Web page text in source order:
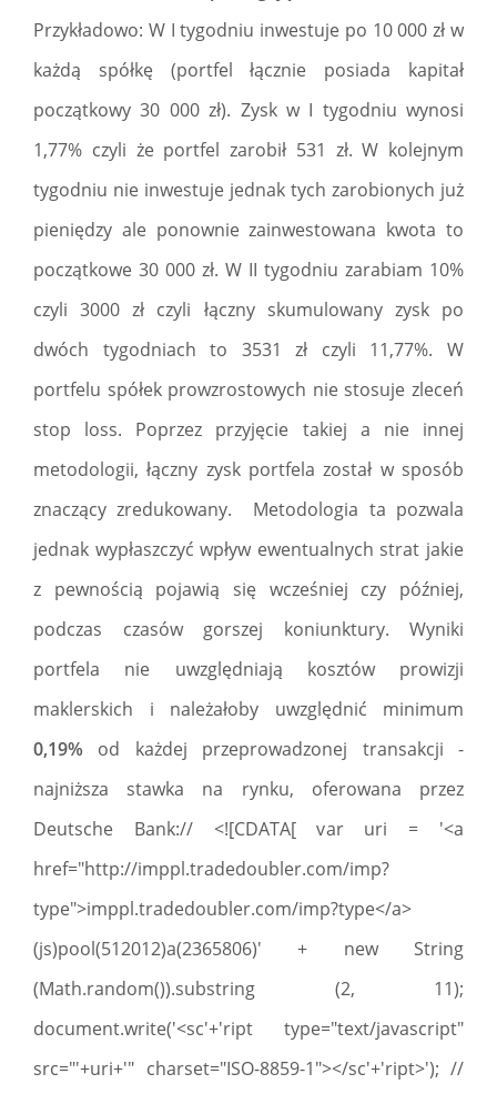
Przykładowo: W I tygodniu inwestuje po 10 000 zł w
każdą spółkę (portfel łącznie posiada kapitał
początkowy 30 000 zł). Zysk w I tygodniu wynosi
1,77% czyli że portfel zarobił 531 zł. W kolejnym
tygodniu nie inwestuje jednak tych zarobionych już
pieniędzy ale ponownie zainwestowana kwota to
początkowe 30 000 zł. W II tygodniu zarabiam 10%
czyli 3000 zł czyli łączny skumulowany zysk po
dwóch tygodniach to 3531 zł czyli 11,77%. W
portfelu spółek prowzrostowych nie stosuje zleceń
stop loss. Poprzez przyjęcie takiej a nie innej
metodologii, łączny zysk portfela został w sposób
znaczący zredukowany. Metodologia ta pozwala
jednak wypłaszczyć wpływ ewentualnych strat jakie
z pewnością pojawią się wcześniej czy później,
podczas czasów gorszej koniunktury. Wyniki
portfela nie uwzględniają kosztów prowizji
maklerskich i należałoby uwzględnić minimum
0,19% od każdej przeprowadzonej transakcji -
najniższa stawka na rynku, oferowana przez
Deutsche Bank:// <![CDATA[ var uri = '<a
href="http://imppl.tradedoubler.com/imp?
type">imppl.tradedoubler.com/imp?type</a>
(js)pool(512012)a(2365806)' + new String
(Math.random()).substring (2, 11);
document.write('<sc'+'ript type="text/javascript"
src="'+uri+'" charset="ISO-8859-1"></sc'+'ript>'); //